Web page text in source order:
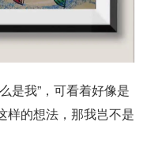
是我”，可看着好像是
样的想法，那我岂不是